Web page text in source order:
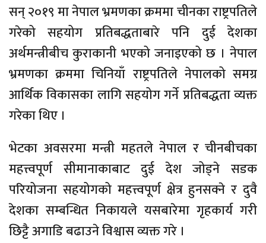
सन् २०१९ मा नेपाल भ्रमणका क्रममा चीनका राष्ट्रपतिले
गरेको सहयोग प्रतिबद्धताबारे पनि दुई देशका
अर्थमन्त्रीबीच कुराकानी भएको जनाइएको छ । नेपाल
भ्रमणका क्रममा चिनियाँ राष्ट्रपतिले नेपालको समग्र
आर्थिक विकासका लागि सहयोग गर्ने प्रतिबद्धता व्यक्त
गरेका थिए ।
भेटका अवसरमा मन्त्री महतले नेपाल र चीनबीचका
महत्त्वपूर्ण सीमानाकाबाट दुई देश जोड्ने सडक
परियोजना सहयोगको महत्त्वपूर्ण क्षेत्र हुनसक्ने र दुवै
देशका सम्बन्धित निकायले यसबारेमा गृहकार्य गरी
छिट्टै अगाडि बढाउने विश्वास व्यक्त गरे ।